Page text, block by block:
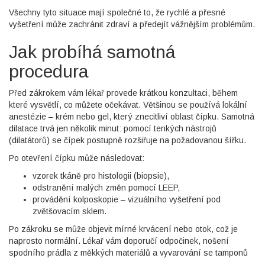
Všechny tyto situace mají společné to, že rychlé a přesné
vyšetření může zachránit zdraví a předejít vážnějším problémům.
Jak probíhá samotná
procedura
Před zákrokem vám lékař provede krátkou konzultaci, během
které vysvětlí, co můžete očekávat. Většinou se používá lokální
anestézie – krém nebo gel, který znecitliví oblast čípku. Samotná
dilatace trvá jen několik minut: pomocí tenkých nástrojů
(dilatátorů) se čípek postupně rozšiřuje na požadovanou šířku.
Po otevření čípku může následovat:
vzorek tkáně pro histologii (biopsie),
odstranění malých změn pomocí LEEP,
provádění kolposkopie – vizuálního vyšetření pod
zvětšovacím sklem.
Po zákroku se může objevit mírné krvácení nebo otok, což je
naprosto normální. Lékař vám doporučí odpočinek, nošení
spodního prádla z měkkých materiálů a vyvarování se tamponů